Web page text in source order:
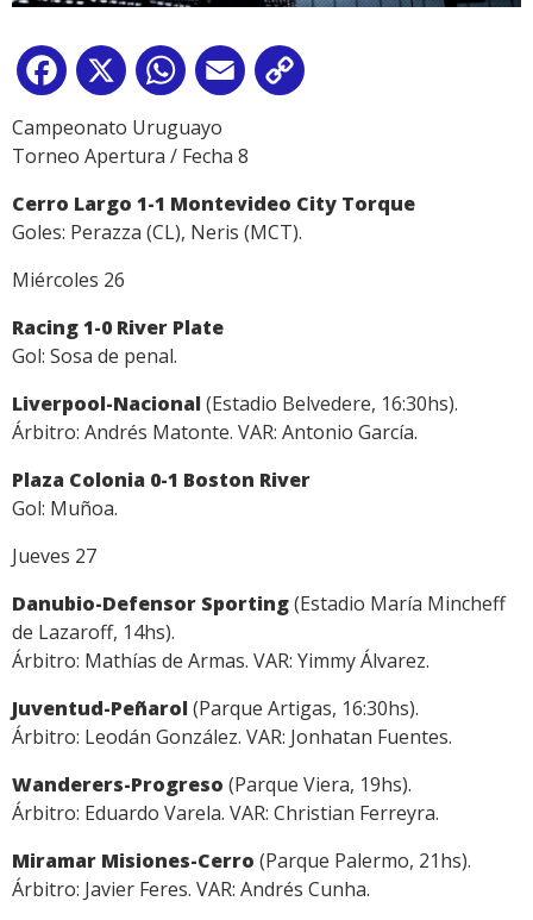
Facebook
X WhatsApp
Email
Campeonato Uruguayo
Torneo Apertura / Fecha 8
Cerro Largo 1-1 Montevideo City Torque
Goles: Perazza (CL), Neris (MCT).
Miércoles 26
Racing 1-0 River Plate
Gol: Sosa de penal.
Liverpool-Nacional (Estadio Belvedere, 16:30hs).
Árbitro: Andrés Matonte. VAR: Antonio García.
Plaza Colonia 0-1 Boston River
Gol: Muñoa.
Jueves 27
Danubio-Defensor Sporting(Estadio María Mincheff
de Lazaroff, 14hs).
Árbitro: Mathías de Armas. VAR: Yimmy Álvarez.
Juventud-Peñarol (Parque Artigas, 16:30hs).
Árbitro: Leodán González. VAR: Jonhatan Fuentes.
Wanderers-Progreso (Parque Viera, 19hs).
Árbitro: Eduardo Varela. VAR: Christian Ferreyra.
Miramar Misiones-Cerro (Parque Palermo, 21hs).
Árbitro: Javier Feres. VAR: Andrés Cunha.